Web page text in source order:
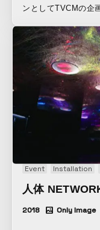
ンとしてTVCMの企
作アイテムだった
の価値が他の誰か
プリデザインをベ
Event Installation
人体
2018 Only Image